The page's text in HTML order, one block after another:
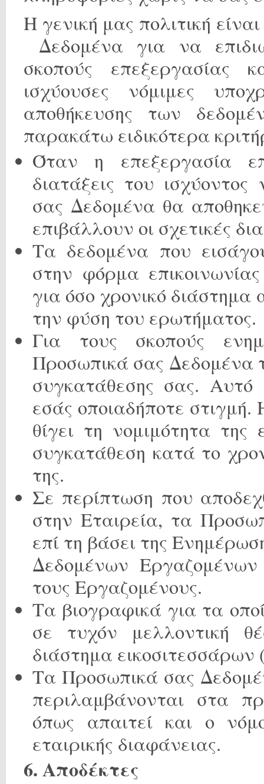
Η γενική μας πολιτική
Δεδομένα για να
σκοπούς επεξεργασίας
ισχύουσες νόμιμες
αποθήκευσης των
παρακάτω ειδικότερα
Όταν η επεξεργασία
διατάξεις του
σας Δεδομένα θα
επιβάλλουν οι σχετικές
Τα δεδομένα που
στην φόρμα
για όσο χρονικό διάστημα
την φύση του ερωτήματος.
Για τους σκοπούς
Προσωπικά σας Δεδομένα
συγκατάθεσης σας. Αυτό
εσάς οποιαδήποτε
θίγει τη νομιμότητα
συγκατάθεση κατά το
της.
Σε περίπτωση που
στην Εταιρεία, τα
επί τη βάσει της
Δεδομένων Εργαζομένων
τους Εργαζομένους.
Τα βιογραφικά για τα
σε τυχόν μελλοντική
διάστημα
Τα Προσωπικά σας
περιλαμβάνονται στα
όπως απαιτεί και ο
εταιρικής διαφάνειας.
6. Αποδέκτες